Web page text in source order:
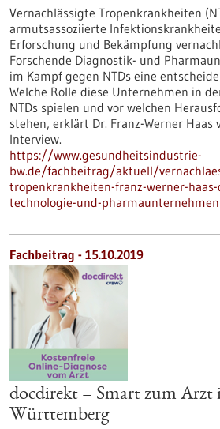
Vernachlässigte Tropenkrankheiten
armutsassoziierte
Erforschung und Bekämpfung
Forschende Diagnostik- und
im Kampf gegen NTDs eine
Welche Rolle diese Unternehmen in
NTDs spielen und vor welchen
stehen, erklärt Dr. Franz-Werner Haas
Interview.
https://www.gesundheitsindustrie-
bw.de/fachbeitrag/aktuell/
tropenkrankheiten-franz-werner-
technologie-und-pharmaunternehmen
Fachbeitrag - 15.10.2019
docdirekt – Smart zum Arzt
Württemberg